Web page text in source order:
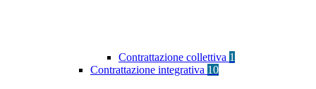
Contrattazione collettiva 1
Contrattazione integrativa 10